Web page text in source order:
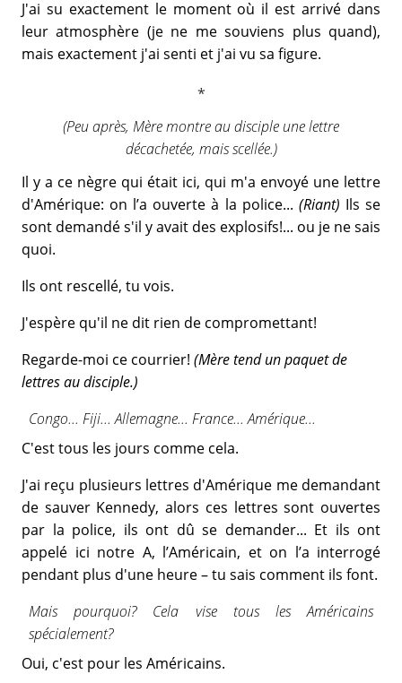
J'ai su exactement le moment où il est arrivé dans
leur atmosphère (je ne me souviens plus quand),
mais exactement j'ai senti et j'ai vu sa figure.
(Peu après, Mère montre au disciple une lettre
décachetée, mais scellée.)
Il y a ce nègre qui était ici, qui m'a envoyé une lettre
d'Amérique: on l’a ouverte à la police... (Riant) Ils se
sont demandé s'il y avait des explosifs!... ou je ne sais
quoi.
Ils ont rescellé, tu vois.
J'espère qu'il ne dit rien de compromettant!
Regarde-moi ce courrier! (Mère tend un paquet de
lettres au disciple.)
Congo... Fiji... Allemagne... France... Amérique...
C'est tous les jours comme cela.
J'ai reçu plusieurs lettres d'Amérique me demandant
de sauver Kennedy, alors ces lettres sont ouvertes
par la police, ils ont dû se demander... Et ils ont
appelé ici notre A, l’Américain, et on l’a interrogé
pendant plus d'une heure – tu sais comment ils font.
Mais pourquoi? Cela vise tous les Américains
spécialement?
Oui, c'est pour les Américains.